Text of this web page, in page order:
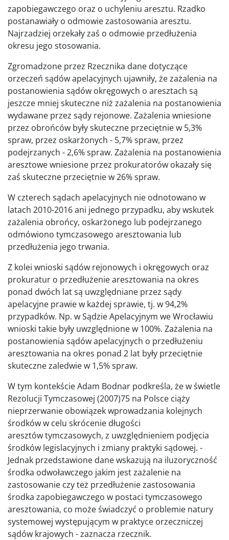
zapobiegawczego oraz o uchyleniu aresztu. Rzadko
postanawiały o odmowie zastosowania aresztu.
Najrzadziej orzekały zaś o odmowie przedłużenia
okresu jego stosowania.
Zgromadzone przez Rzecznika dane dotyczące
orzeczeń sądów apelacyjnych ujawniły, że zażalenia na
postanowienia sądów okręgowych o aresztach są
jeszcze mniej skuteczne niż zażalenia na postanowienia
wydawane przez sądy rejonowe. Zażalenia wniesione
przez obrońców były skuteczne przeciętnie w 5,3%
spraw, przez oskarżonych - 5,7% spraw, przez
podejrzanych - 2,6% spraw. Zażalenia na postanowienia
aresztowe wniesione przez prokuratorów okazały się
zaś skuteczne przeciętnie w 26% spraw.
W czterech sądach apelacyjnych nie odnotowano w
latach 2010-2016 ani jednego przypadku, aby wskutek
zażalenia obrońcy, oskarżonego lub podejrzanego
odmówiono tymczasowego aresztowania lub
przedłużenia jego trwania.
Z kolei wnioski sądów rejonowych i okręgowych oraz
prokuratur o przedłużenie aresztowania na okres
ponad dwóch lat są uwzględniane przez sądy
apelacyjne prawie w każdej sprawie, tj. w 94,2%
przypadków. Np. w Sądzie Apelacyjnym we Wrocławiu
wnioski takie były uwzględnione w 100%. Zażalenia na
postanowienia sądów apelacyjnych o przedłużeniu
aresztowania na okres ponad 2 lat były przeciętnie
skuteczne zaledwie w 1,5% spraw.
W tym kontekście Adam Bodnar podkreśla, że w świetle
Rezolucji Tymczasowej (2007)75 na Polsce ciąży
nieprzerwanie obowiązek wprowadzania kolejnych
środków w celu skrócenie długości
aresztów tymczasowych, z uwzględnieniem podjęcia
środków legislacyjnych i zmiany praktyki sądowej. -
Jednak przedstawione dane wskazują na iluzoryczność
środka odwoławczego jakim jest zażalenie na
zastosowanie czy też przedłużenie zastosowania
środka zapobiegawczego w postaci tymczasowego
aresztowania, co może świadczyć o problemie natury
systemowej występującym w praktyce orzeczniczej
sądów krajowych - zaznacza rzecznik.